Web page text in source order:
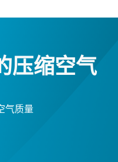
压缩空气
气质量